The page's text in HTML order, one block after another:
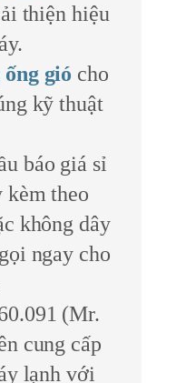
thiện hiệu
gió cho
kỹ thuật
báo giá sỉ
kèm theo
không dây
ngay cho
(Mr.
cung cấp
lạnh với